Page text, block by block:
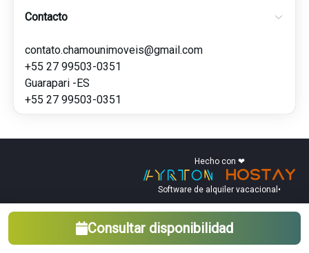
Contacto
contato.chamounimoveis@gmail.com
+55 27 99503-0351
Guarapari -ES
+55 27 99503-0351
Hecho con ❤
Software de alquiler vacacional •
Consultar disponibilidad